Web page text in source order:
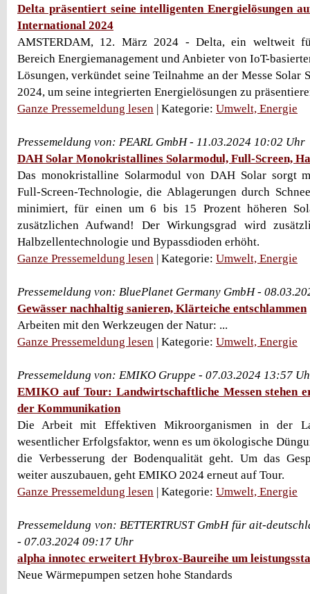
Delta präsentiert seine intelligenten Energielösungen
International 2024
AMSTERDAM, 12. März 2024 - Delta, ein weltweit
Bereich Energiemanagement und Anbieter von IoT-
Lösungen, verkündet seine Teilnahme an der Messe Solar
2024, um seine integrierten Energielösungen zu
Ganze Pressemeldung lesen | Kategorie: Umwelt, Energie
Pressemeldung von: PEARL GmbH - 11.03.2024 10:02 Uhr
DAH Solar Monokristallines Solarmodul, Full-Screen,
Das monokristalline Solarmodul von DAH Solar sorgt
Full-Screen-Technologie, die Ablagerungen durch
minimiert, für einen um 6 bis 15 Prozent höheren
zusätzlichen Aufwand! Der Wirkungsgrad wird
Halbzellentechnologie und Bypassdioden erhöht.
Ganze Pressemeldung lesen | Kategorie: Umwelt, Energie
Pressemeldung von: BluePlanet Germany GmbH -
Gewässer nachhaltig sanieren, Klärteiche entschlammen
Arbeiten mit den Werkzeugen der Natur: ...
Ganze Pressemeldung lesen | Kategorie: Umwelt, Energie
Pressemeldung von: EMIKO Gruppe - 07.03.2024 13:57
EMIKO auf Tour: Landwirtschaftliche Messen stehen
der Kommunikation
Die Arbeit mit Effektiven Mikroorganismen in der
wesentlicher Erfolgsfaktor, wenn es um ökologische
die Verbesserung der Bodenqualität geht. Um das
weiter auszubauen, geht EMIKO 2024 erneut auf Tour.
Ganze Pressemeldung lesen | Kategorie: Umwelt, Energie
Pressemeldung von: BETTERTRUST GmbH für ait-
- 07.03.2024 09:17 Uhr
alpha innotec erweitert Hybrox-Baureihe um
Neue Wärmepumpen setzen hohe Standards